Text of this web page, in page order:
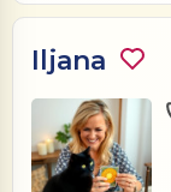
Iljana